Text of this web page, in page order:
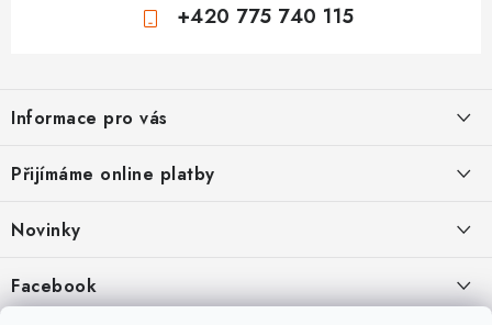
+420 775 740 115
p
a
Informace pro vás
Jak nakupovat
Ochrana osobních údajů
Hodnocení obchodu
Přijímáme online platby
Novinky
Kryty, pouzdra, obaly na mobil Apple iPhone.
11.9.2022
Facebook